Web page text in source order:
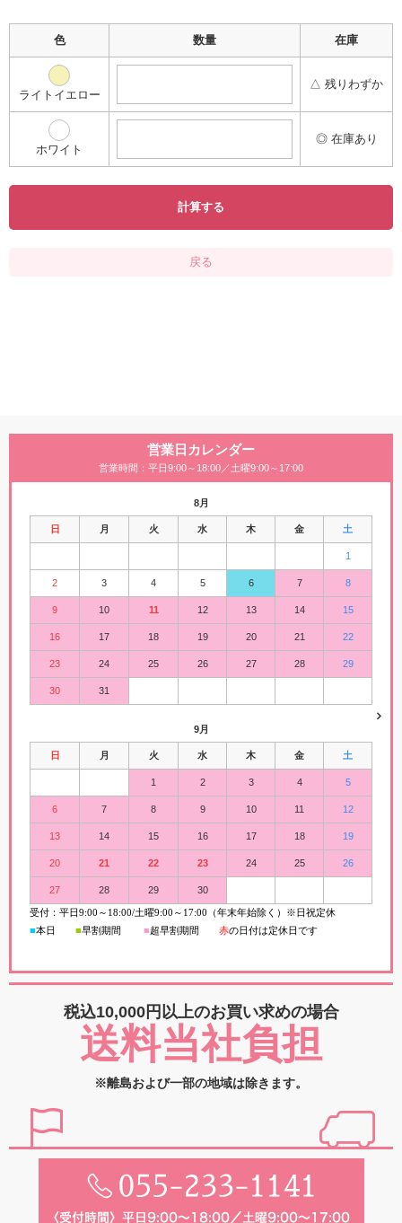
色 数量 在庫
ライトイエロー
△ 残りわずか
ホワイト
◎ 在庫あり
計算する
戻る
営業日カレンダー
営業時間：平日9:00～18:00／土曜9:00～17:00
8月
日 月 火 水 木 金 土
1
2 3 4 5 6 7 8
9 10 11 12 13 14 15
16 17 18 19 20 21 22
23 24 25 26 27 28 29
30 31
9月
日 月 火 水 木 金 土
1 2 3 4 5
6 7 8 9 10 11 12
13 14 15 16 17 18 19
20 21 22 23 24 25 26
27 28 29 30
受付：平日9:00 ～ 18:00/土曜9:00 ～ 17:00（年末年始除く）※日祝定休
■本日 ■早割期間 ■超早割期間 赤の日付は定休日です
税込10,000円以上のお買い求めの場合
送料当社負担
※離島および一部の地域は除きます。